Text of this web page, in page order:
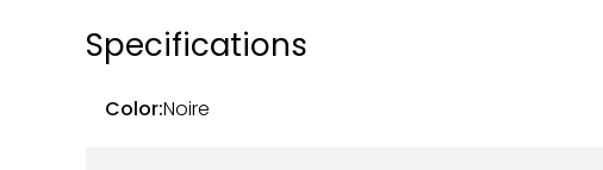
Specifications
Color:Noire